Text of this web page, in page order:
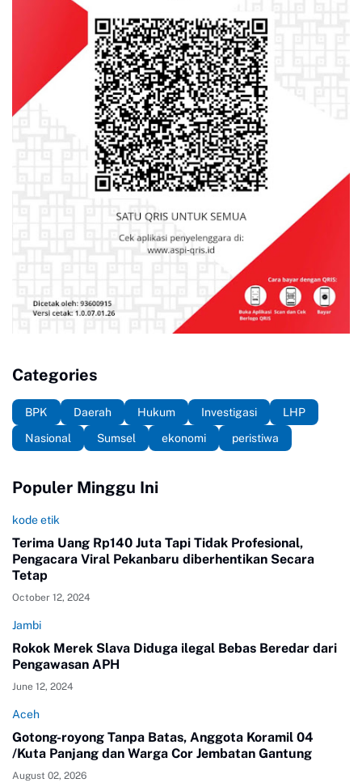
Categories
BPK Daerah Hukum Investigasi
LHP
Nasional
Sumsel ekonomi peristiwa
Populer Minggu Ini
kode etik
Terima Uang Rp140 Juta Tapi Tidak Profesional,
Pengacara Viral Pekanbaru diberhentikan Secara
Tetap
October 12, 2024
Jambi
Rokok Merek Slava Diduga ilegal Bebas Beredar dari
Pengawasan APH
June 12, 2024
Aceh
Gotong-royong Tanpa Batas, Anggota Koramil 04
/Kuta Panjang dan Warga Cor Jembatan Gantung
August 02, 2026